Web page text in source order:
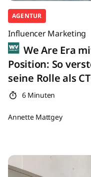
AGENTUR
Influencer Marketing
We Are Era
Position: So
seine Rolle als
6 Minuten
Annette Mattgey